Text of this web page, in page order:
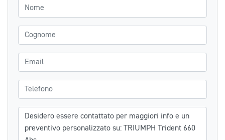
Nome
Cognome
Email
Telefono
Messaggio